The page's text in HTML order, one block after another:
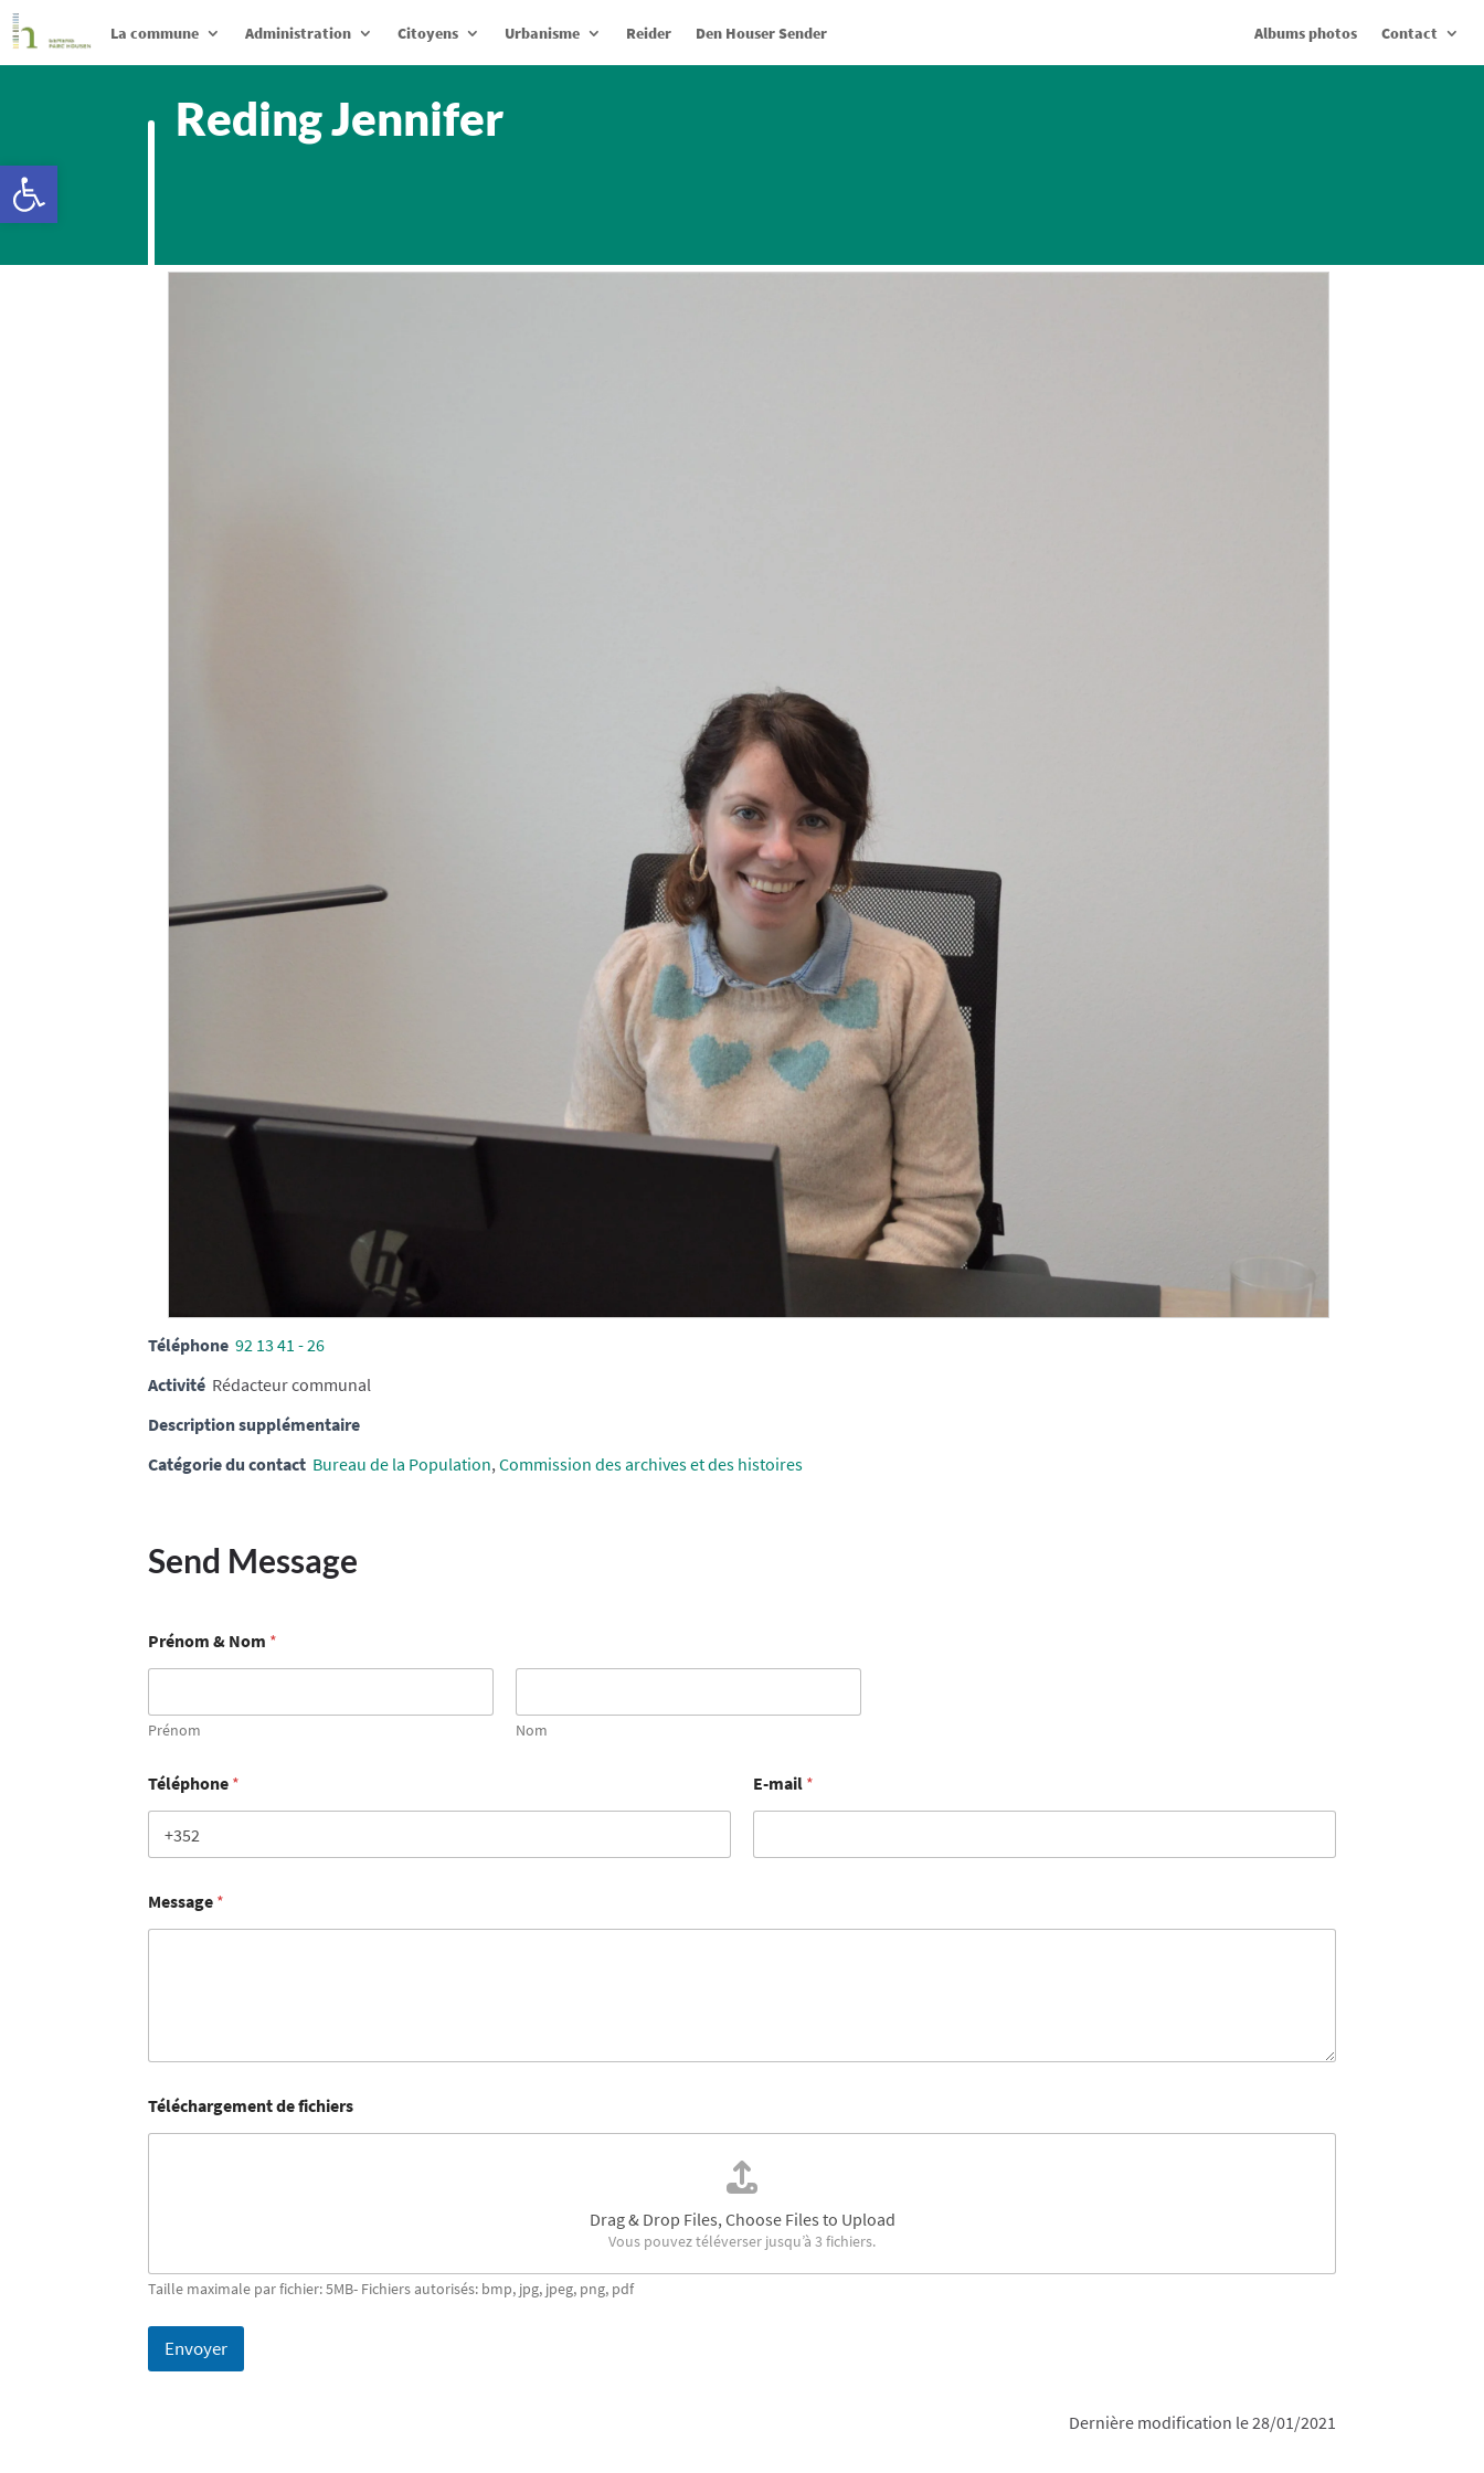
La commune Administration Citoyens Urbanisme Reider Den Houser Sender Albums photos Contact
Reding Jennifer
Téléphone 92 13 41 - 26
Activité Rédacteur communal
Description supplémentaire
Catégorie du contact Bureau de la Population,Commission des archives et des histoires
Send Message
Prénom & Nom *
Prénom Nom
Téléphone * E-mail *
Message *
Téléchargement de fichiers
Drag & Drop Files, Choose Files to Upload
Vous pouvez téléverser jusqu’à 3 fichiers.
Taille maximale par fichier: 5MB- Fichiers autorisés: bmp, jpg, jpeg, png, pdf
Envoyer
Dernière modification le 28/01/2021
Ouvrir la barre d’outils